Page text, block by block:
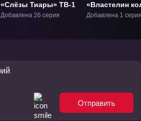
«Слёзы Тиары» ТВ-1
Добавлена 26 серия
«Властелин
Война
Добавлена 1
Отправить